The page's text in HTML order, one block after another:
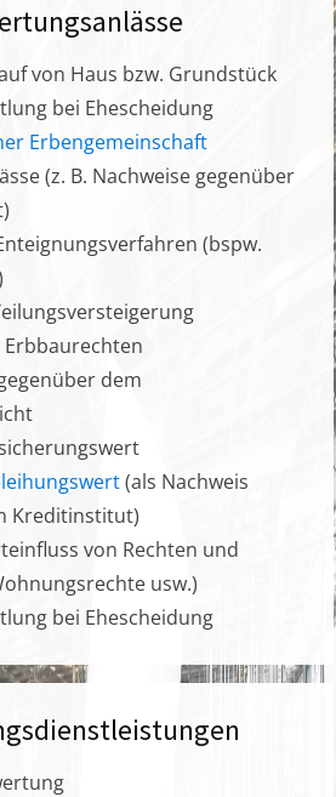
von Haus bzw. Grundstück
bei Ehescheidung
Erbengemeinschaft
(z. B. Nachweise gegenüber
(bspw.
dem
(als Nachweis
Kreditinstitut)
von Rechten und
usw.)
bei Ehescheidung